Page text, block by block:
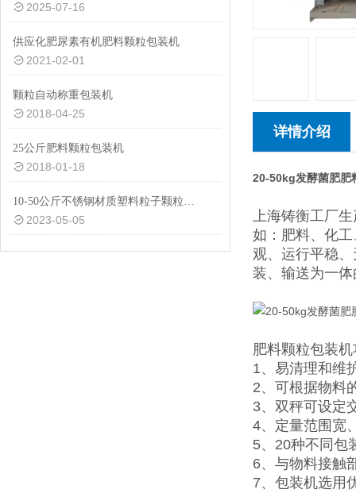
2025-07-16
供应化肥尿素有机肥料颗粒包装机
2021-02-01
颗粒自动称重包装机
2018-04-25
25公斤肥料颗粒包装机
2018-01-18
10-50公斤不锈钢材质塑料粒子颗粒计量包装机价格|品牌
2023-05-05
详情介绍
20-50kg发酵菌肥肥
上海铸衡工厂
如：肥料、化
观、运行平稳
装、输送为一
肥料颗粒包装
1、易清理和维
2、可根据物料
3、双秤可设定
4、定量范围宽
5、20种不同包
6、与物料接触
7、包装机选用